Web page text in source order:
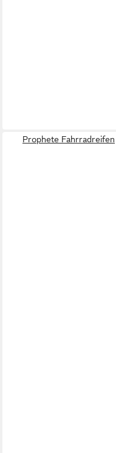
Prophete Fahrradreifen